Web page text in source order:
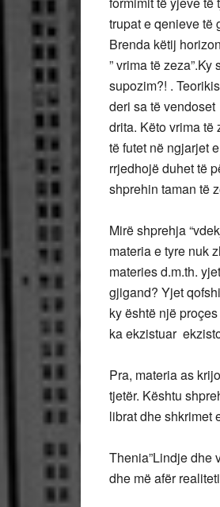
trupat e qenieve të
Brenda këtij
” vrima të
supozim?! .
deri sa të
drita. Këto vrima
të futet në ngjarjet
rrjedhojë duhet të
shprehin taman të
Mirë shprehja
materia e tyre nuk
materies d.m.th.
gjigand? Yjet
ky është një
ka ekzistuar
Pra, materia as
tjetër. Kështu
librat dhe shkrimet
Thenia”Lindje dhe
dhe më afër